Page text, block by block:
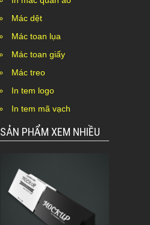
Mác dệt
Mác toan lụa
Mác toan giấy
Mác treo
In tem logo
In tem mã vạch
SẢN PHẨM XEM NHIỀU